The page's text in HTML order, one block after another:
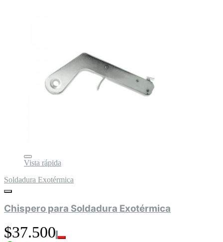
Vista rápida
Soldadura Exotérmica
Chispero para Soldadura Exotérmica
$37.500